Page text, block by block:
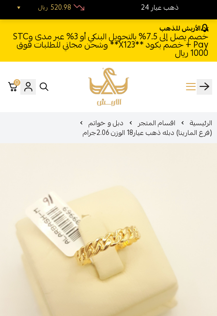
الأربش للذهب
خصم يصل إلى 7.5% بالتحويل البنكي أو 3% عبر مدى وSTC
Pay + خصم بكود **X123** وشحن مجاني للطلبات فوق
1000 ريال
الأربش للذهب
0
الرئيسية اقسام المتجر دبل و خواتم
(فرع المارينا) دبله ذهب عيار18 الوزن 2.06جرام
24 ذهب عيار ريال 520.98